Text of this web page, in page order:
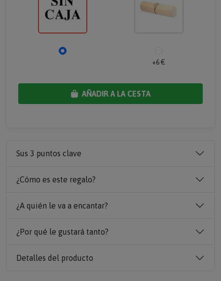
+6 €
AÑADIR A LA CESTA
Sus 3 puntos clave
¿Cómo es este regalo?
¿A quién le va a encantar?
¿Por qué le gustará tanto?
Detalles del producto